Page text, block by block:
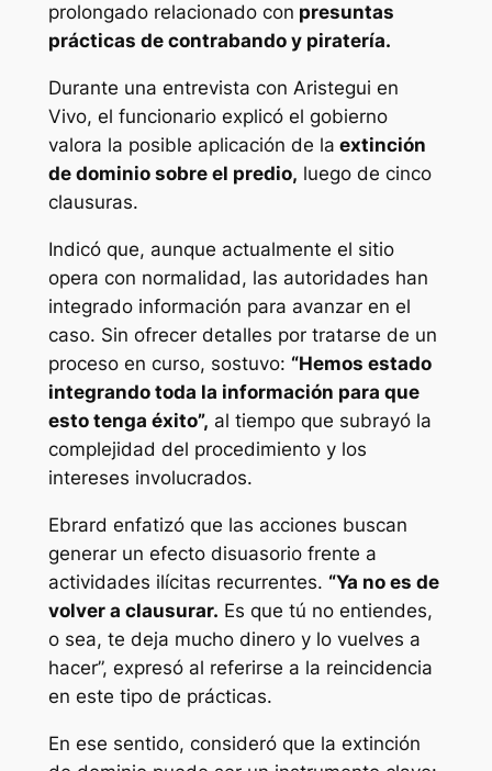
prolongado relacionado con presuntas
prácticas de contrabando y piratería.
Durante una entrevista con Aristegui en
Vivo, el funcionario explicó el gobierno
valora la posible aplicación de la extinción
de dominio sobre el predio, luego de cinco
clausuras.
Indicó que, aunque actualmente el sitio
opera con normalidad, las autoridades han
integrado información para avanzar en el
caso. Sin ofrecer detalles por tratarse de un
proceso en curso, sostuvo: “Hemos estado
integrando toda la información para que
esto tenga éxito”, al tiempo que subrayó la
complejidad del procedimiento y los
intereses involucrados.
Ebrard enfatizó que las acciones buscan
generar un efecto disuasorio frente a
actividades ilícitas recurrentes. “Ya no es de
volver a clausurar. Es que tú no entiendes,
o sea, te deja mucho dinero y lo vuelves a
hacer”, expresó al referirse a la reincidencia
en este tipo de prácticas.
En ese sentido, consideró que la extinción